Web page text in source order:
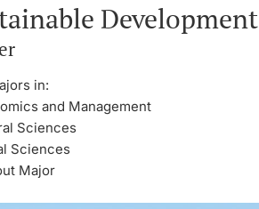
Development
in:
and Management
Sciences
Sciences
Major